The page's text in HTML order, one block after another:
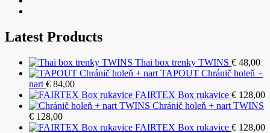
Latest Products
Thai box trenky TWINS € 48,00
TAPOUT Chránič holeň +
nart € 84,00
FAIRTEX Box rukavice € 128,00
Chránič holeň + nart TWINS
€ 128,00
FAIRTEX Box rukavice € 128,00